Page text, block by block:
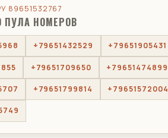
89651532767
ПУЛА НОМЕРОВ
+79651432529 +79651905431
+79651709650 +79651474899
+79651799814 +79651572004